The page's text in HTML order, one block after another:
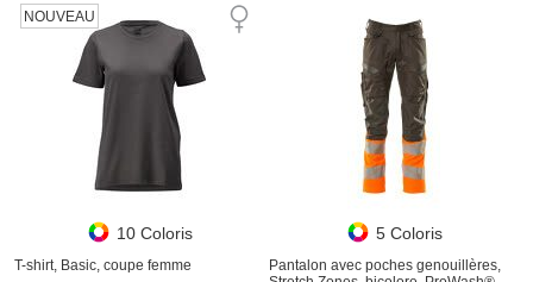
NOUVEAU
10 Coloris
T-shirt, Basic, coupe femme
5 Coloris
Pantalon avec poches genouillères,